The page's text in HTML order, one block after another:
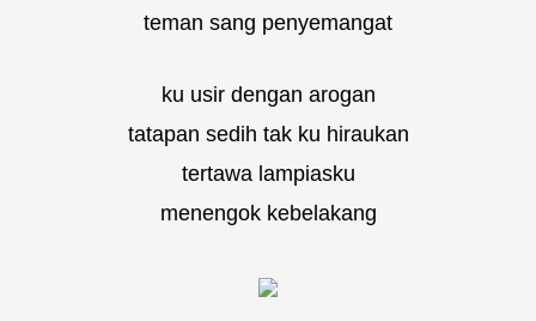
teman sang penyemangat
ku usir dengan arogan
tatapan sedih tak ku hiraukan
tertawa lampiasku
menengok kebelakang